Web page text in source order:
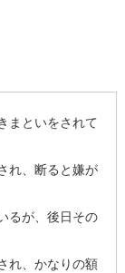
まといをされて
れ、断ると嫌が
るが、後日その
れ、かなりの額